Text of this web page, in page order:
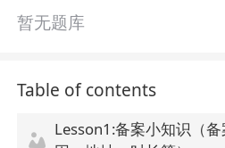
暂无题库
Table of contents
Lesson1:备案小知识（